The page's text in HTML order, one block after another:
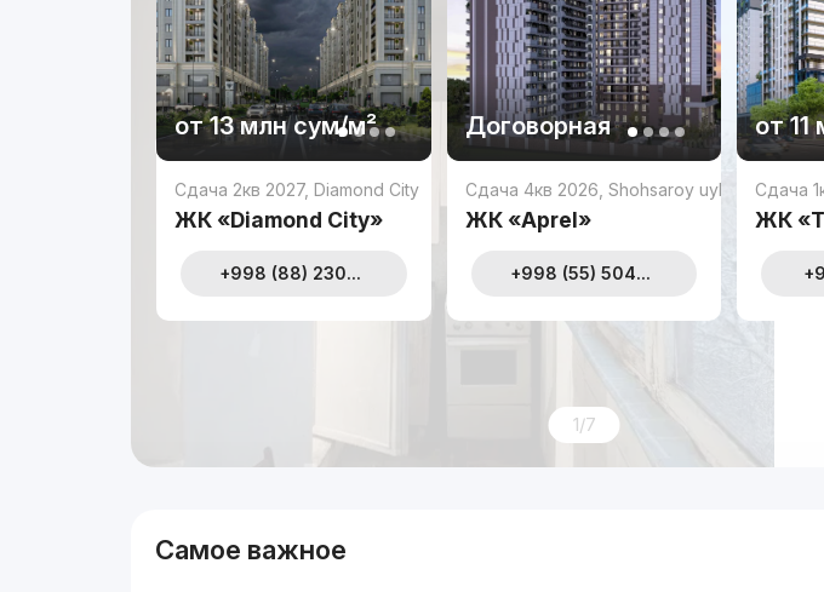
от13 млн сум/м²
Сдача 2кв 2027, Diamond City
ЖК «Diamond City»
+998 (88) 230...
Договорная
Сдача 4кв 2026 Shohsaroy uylari
ЖК «Aprel»
+998 (55) 504...
от11
Сдача
ЖК
1/7
Самое важное